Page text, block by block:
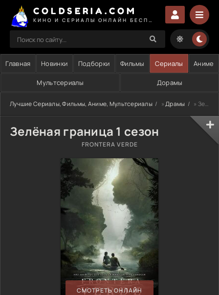
COLDSERIA.COM
Главная Новинки Подборки Фильмы Сериалы Аниме
Мультсериалы Дорамы
Лучшие Сериалы, Фильмы, Аниме, Мультсериалы »Драмы » Зелёная граница 1 сезон
Зелёная граница 1 сезон
FRONTERA VERDE
СМОТРЕТЬ ОНЛАЙН